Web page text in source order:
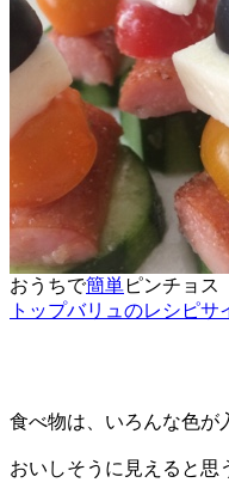
おうちで簡単ピンチョス
トップバリュのレシピサ
食べ物は、いろんな色が
おいしそうに見えると思